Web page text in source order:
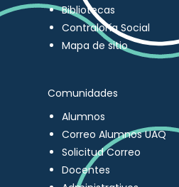
Bibliotecas
Contraloría Social
Mapa de sitio
Comunidades
Alumnos
Correo Alumnos UAQ
Solicitud Correo
Docentes